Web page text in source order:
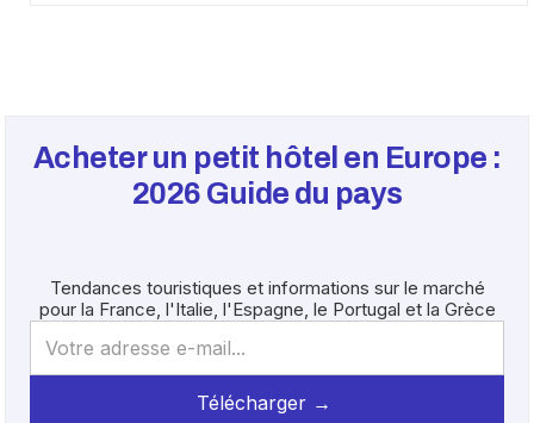
Acheter un petit hôtel en Europe :
2026 Guide du pays
Tendances touristiques et informations sur le marché
pour la France, l'Italie, l'Espagne, le Portugal et la Grèce